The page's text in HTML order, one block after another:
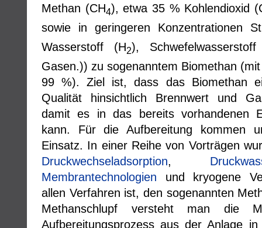
Methan (CH4), etwa 35 % Kohlendioxid
sowie in geringeren Konzentrationen
Wasserstoff (H2),
Gasen.)) zu sogenanntem Biomethan
99 %). Ziel ist, dass das Biomethan
Qualität hinsichtlich Brennwert und
damit es in das bereits vorhandenen
kann. Für die Aufbereitung kommen
Einsatz. In einer Reihe von Vorträgen
Druckwechseladsorption,
Membrantechnologien und kryogene
allen Verfahren ist, den sogenannten
Methanschlupf versteht man die
Aufbereitungsprozess aus der Anlage